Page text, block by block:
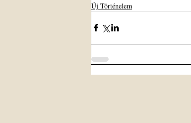
Új Történelem